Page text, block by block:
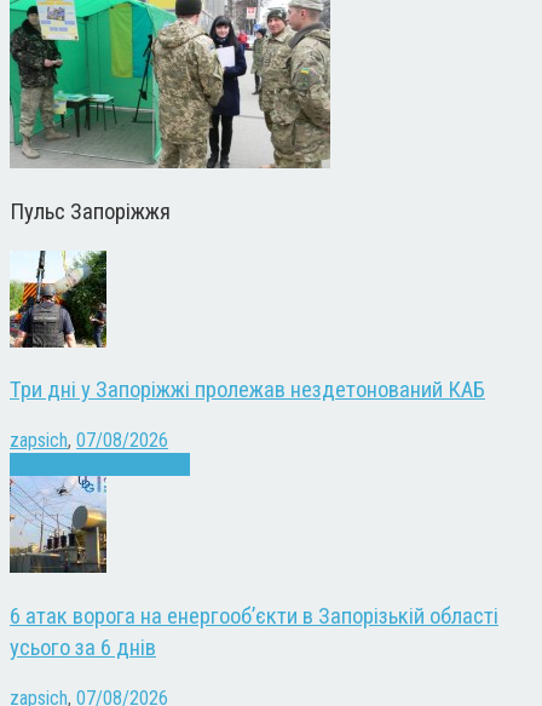
Пульс Запоріжжя
Три дні у Запоріжжі пролежав нездетонований КАБ
zapsich, 07/08/2026
6 атак ворога на енергооб’єкти в Запорізькій області
усього за 6 днів
zapsich, 07/08/2026